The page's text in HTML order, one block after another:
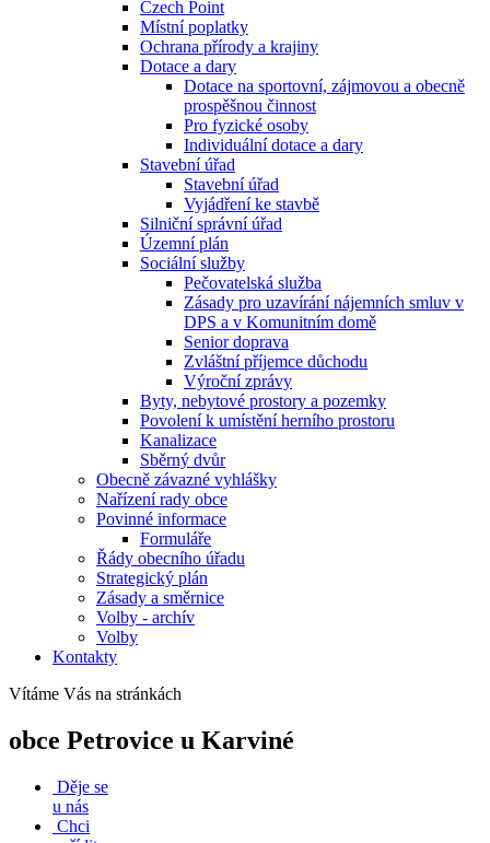
Czech Point
Místní poplatky
Ochrana přírody a krajiny
Dotace a dary
Dotace na sportovní, zájmovou a obecně
prospěšnou činnost
Pro fyzické osoby
Individuální dotace a dary
Stavební úřad
Stavební úřad
Vyjádření ke stavbě
Silniční správní úřad
Územní plán
Sociální služby
Pečovatelská služba
Zásady pro uzavírání nájemních smluv v
DPS a v Komunitním domě
Senior doprava
Zvláštní příjemce důchodu
Výroční zprávy
Byty, nebytové prostory a pozemky
Povolení k umístění herního prostoru
Kanalizace
Sběrný dvůr
Obecně závazné vyhlášky
Nařízení rady obce
Povinné informace
Formuláře
Řády obecního úřadu
Strategický plán
Zásady a směrnice
Volby - archív
Volby
Kontakty
Vítáme Vás na stránkách
obce Petrovice u Karviné
Děje se
u nás
Chci